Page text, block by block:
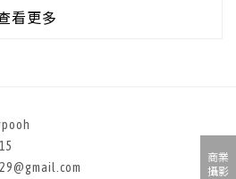
看更多
商業
攝影